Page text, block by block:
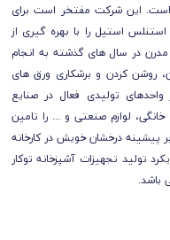
است. این شرکت مفتخر است برای
استیل را با بهره گیری از
در سال های گذشته به انجام
روشن کردن و برشکاری ورق های
تولیدی فعال در صنایع
خانگی، لوازم صنعتی و ... را تامین
پیشینه درخشان خویش در کارخانه
مترمربع و با رویکرد تولید تجهیزات آشپزخانه توکار
باشد.